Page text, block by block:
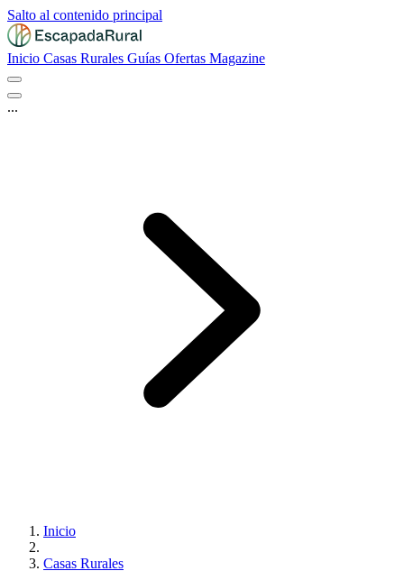
Salto al contenido principal
Inicio Casas Rurales Guías Ofertas Magazine
...
Inicio
Casas Rurales